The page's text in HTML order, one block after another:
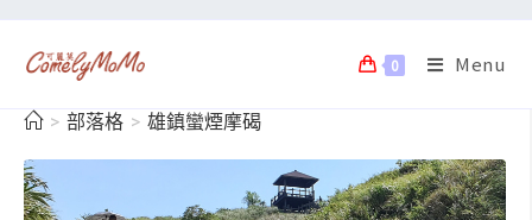
0 Menu
> 部落格 > 雄鎮蠻煙摩碣